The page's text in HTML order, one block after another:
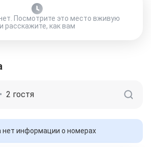
Посмотрите это место вживую
и расскажите, как вам
• 2 гостя
нет информации о номерах